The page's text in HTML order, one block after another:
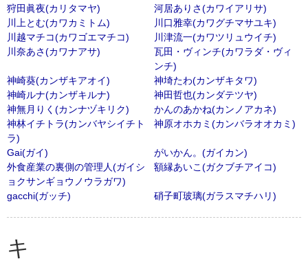
狩田眞夜(カリタマヤ)
河居ありさ(カワイアリサ)
川上とむ(カワカミトム)
川口雅幸(カワグチマサユキ)
川越マチコ(カワゴエマチコ)
川津流一(カワツリュウイチ)
川奈あさ(カワナアサ)
瓦田・ヴィンチ(カワラダ・ヴィ
ンチ)
神崎葵(カンザキアオイ)
神埼たわ(カンザキタワ)
神崎ルナ(カンザキルナ)
神田哲也(カンダテツヤ)
神無月りく(カンナヅキリク)
かんのあかね(カンノアカネ)
神林イチトラ(カンバヤシイチト
ラ)
神原オホカミ(カンバラオオカミ)
Gai(ガイ)
がいかん。(ガイカン)
外食産業の裏側の管理人(ガイシ
ョクサンギョウノウラガワ)
額縁あいこ(ガクブチアイコ)
gacchi(ガッチ) 硝子町玻璃(ガラスマチハリ)
キ